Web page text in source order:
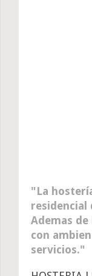
La
residencial
Ademas
con
servicios.